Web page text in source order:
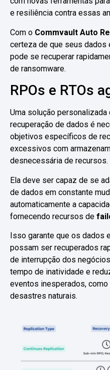
e resiliência contra essas
Com o Commvault Auto
certeza de que seus dados
pode se recuperar
de ransomware.
RPOs e RTOs
Uma solução personalizada
recuperação de dados é
objetivos específicos de
excessivos com
desnecessária de recursos.
Ela deve ser capaz de se
de dados em constante
automaticamente a
fornecendo recursos de
Isso garante que os dados
possam ser recuperados
de interrupção dos
tempo de inatividade e
eventos inesperados,
desastres naturais.